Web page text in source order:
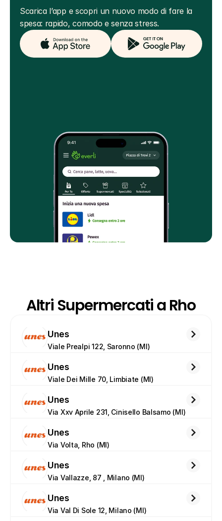
Scarica l’app e scopri un nuovo modo di fare la
spesa: rapido, comodo e senza stress.
Altri Supermercati a Rho
Unes
Viale Prealpi 122, Saronno (MI)
Unes
Viale Dei Mille 70, Limbiate (MI)
Unes
Via Xxv Aprile 231, Cinisello Balsamo (MI)
Unes
Via Volta, Rho (MI)
Unes
Via Vallazze, 87 , Milano (MI)
Unes
Via Val Di Sole 12, Milano (MI)